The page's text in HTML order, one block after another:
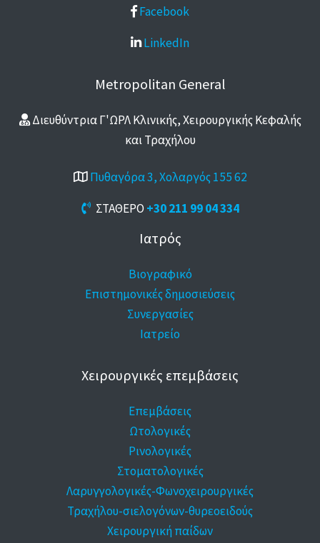
Facebook
LinkedIn
Metropolitan General
Διευθύντρια Γ'ΩΡΛ Κλινικής, Χειρουργικής Κεφαλής
και Τραχήλου
Πυθαγόρα 3, Χολαργός 155 62
ΣΤΑΘΕΡΟ +30 211 99 04 334
Ιατρός
Βιογραφικό
Επιστημονικές δημοσιεύσεις
Συνεργασίες
Ιατρείο
Χειρουργικές επεμβάσεις
Επεμβάσεις
Ωτολογικές
Ρινολογικές
Στοματολογικές
Λαρυγγολογικές-Φωνοχειρουργικές
Τραχήλου-σιελογόνων-θυρεοειδούς
Χειρουργική παίδων